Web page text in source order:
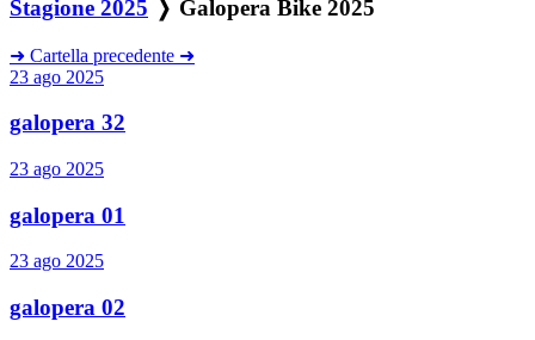
Stagione 2025 ❭ Galopera Bike 2025
➜ Cartella precedente ➜
23 ago 2025
galopera 32
23 ago 2025
galopera 01
23 ago 2025
galopera 02